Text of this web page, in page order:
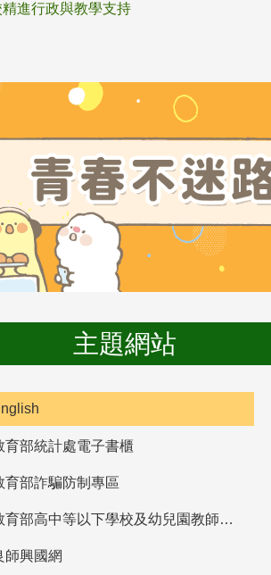
進行政與教學支持
主題網站
育部統計處電子書櫃
育部詐騙防制專區
教育部高中等以下學校及幼兒園教師資格檢定考試
師興國網